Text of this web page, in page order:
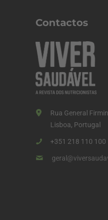
a
ã
o
d
o
s
o
n
Contactos
Rua General
Lisboa, Portugal
+351 218 110 100